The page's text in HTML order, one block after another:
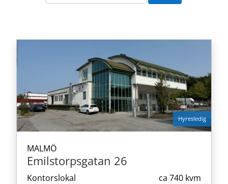
Hyresledig
MALMÖ
Emilstorpsgatan 26
Kontorslokal ca 740 kvm